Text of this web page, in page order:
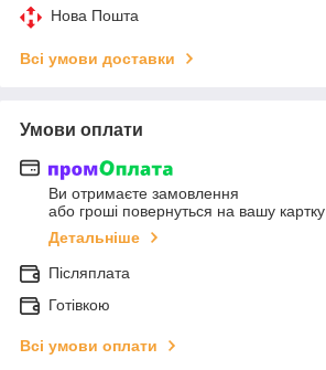
Нова Пошта
Всі умови доставки
Умови оплати
Ви отримаєте замовлення
або гроші повернуться на вашу картку
Детальніше
Післяплата
Готівкою
Всі умови оплати